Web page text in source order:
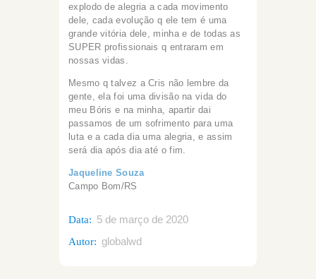
explodo de alegria a cada movimento
dele, cada evolução q ele tem é uma
grande vitória dele, minha e de todas as
SUPER profissionais q entraram em
nossas vidas.
Mesmo q talvez a Cris não lembre da
gente, ela foi uma divisão na vida do
meu Bóris e na minha, apartir dai
passamos de um sofrimento para uma
luta e a cada dia uma alegria, e assim
será dia após dia até o fim.
Jaqueline Souza
Campo Bom/RS
Data: 5 de março de 2020
Autor: globalwd